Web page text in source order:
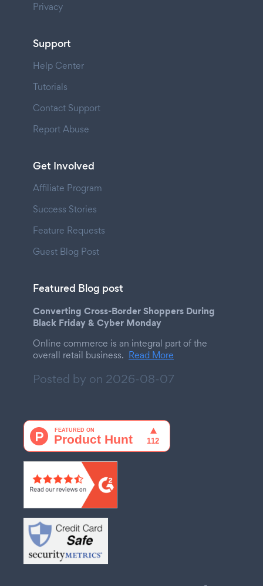
Privacy
Support
Help Center
Tutorials
Contact Support
Report Abuse
Get Involved
Affiliate Program
Success Stories
Feature Requests
Guest Blog Post
Featured Blog post
Converting Cross-Border Shoppers During
Black Friday & Cyber Monday
Online commerce is an integral part of the
overall retail business. Read More
Posted by on 2026-08-07